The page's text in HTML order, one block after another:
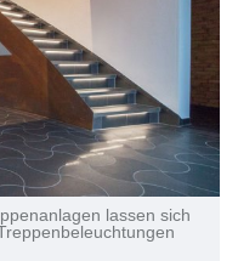
lassen sich